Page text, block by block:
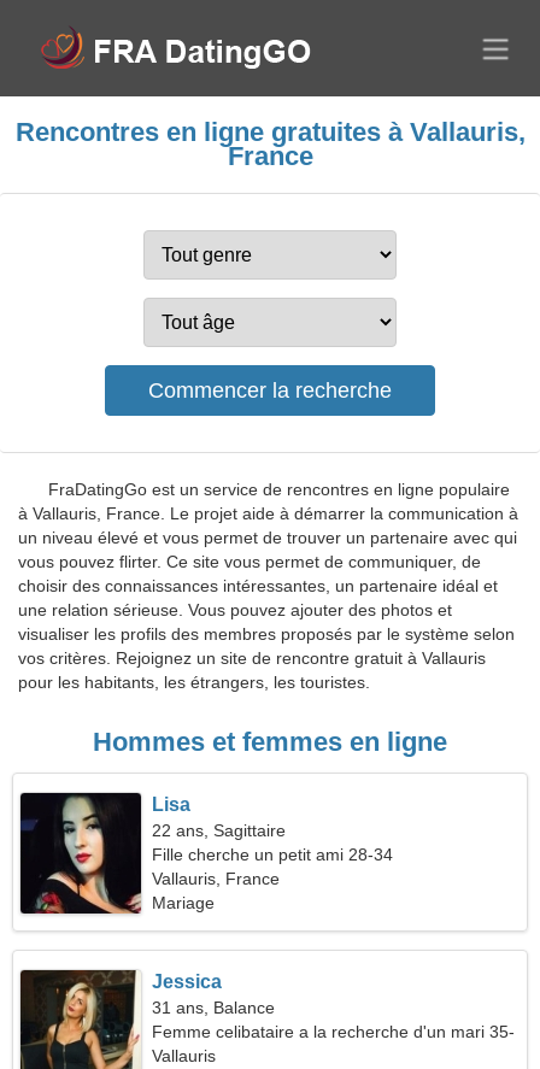
Rencontres en ligne gratuites à Vallauris,
France
FraDatingGo est un service de rencontres en ligne populaire
à Vallauris, France. Le projet aide à démarrer la communication à
un niveau élevé et vous permet de trouver un partenaire avec qui
vous pouvez flirter. Ce site vous permet de communiquer, de
choisir des connaissances intéressantes, un partenaire idéal et
une relation sérieuse. Vous pouvez ajouter des photos et
visualiser les profils des membres proposés par le système selon
vos critères. Rejoignez un site de rencontre gratuit à Vallauris
pour les habitants, les étrangers, les touristes.
Hommes et femmes en ligne
Lisa
22 ans, Sagittaire
Fille cherche un petit ami 28-34
Vallauris, France
Mariage
Jessica
31 ans, Balance
Femme celibataire a la recherche d'un mari 35-
41
Vallauris